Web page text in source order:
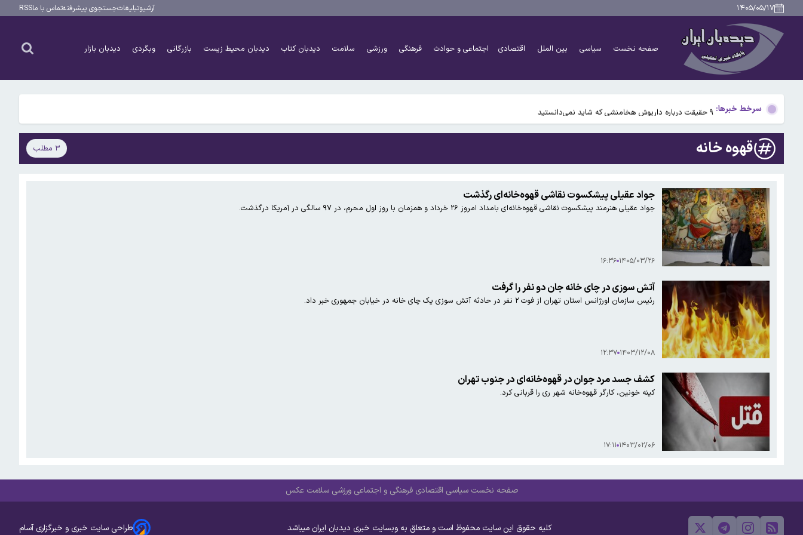
۱۴۰۵/۰۵/۱۷ آرشیوتبلیغاتجستجوی پیشرفتهتماس با ماRSS
صفحه نخست سیاسی بین الملل اقتصادی اجتماعی و حوادث فرهنگی ورزشی سلامت دیدبان کتاب دیدبان محیط زیست بازرگانی وبگردی دیدبان بازار
سرخط خبرها:
سوختی فراموش‌شده در مسیر تکامل مغز؛ آیا میوه و عسل به بزرگ‌تر شدن مغز انسان کمک کردند؟
آمریکا ۵ فرد و ۱۳ شرکت و صرافی را تحریم کرد+اسامی
آمریکا آبان تتر را تحریم کرد؛ یک صرافی ایرانی دیگر در فهرست تحریم‌های رمزارزی ایالات متحده قرار گرفت
۹ حقیقت درباره داریوش هخامنشی که شاید نمی‌دانستید
بیفوما در پرسپولیس ماندنی شد
آمریکا ۵ فرد و ۱۳ شرکت و صرافی را تحریم کرد+اسامی
آمریکا آبان تتر را تحریم کرد؛ یک صرافی ایرانی دیگر در فهرست تحریم‌های رمزارزی ایالات متحده قرار گرفت
قهوه خانه ۳ مطلب
جواد عقیلی پیشکسوت نقاشی قهوه‌خانه‌ای رگذشت
جواد عقیلی هنرمند پیشکسوت نقاشی قهوه‌خانه‌ای بامداد امروز ۲۶ خرداد و همزمان با روز اول محرم، در ۹۷ سالگی در آمریکا درگذشت.
۱۴۰۵/۰۳/۲۶ ۱۶:۳۶
آتش سوزی در چای خانه جان دو نفر را گرفت
رئیس سازمان اورژانس استان تهران از فوت ۲ نفر در حادثه آتش سوزی یک چای خانه در خیابان جمهوری خبر داد.
۱۴۰۳/۱۲/۰۸ ۱۲:۳۷
کشف جسد مرد جوان در قهوه‌خانه‌ای در جنوب تهران
کینه خونین، کارگر قهوه‌خانه شهر ری را قربانی کرد.
۱۴۰۳/۰۲/۰۶ ۱۷:۱۱
صفحه نخست سیاسی اقتصادی فرهنگی و اجتماعی ورزشی سلامت عکس
کلیه حقوق این سایت محفوظ است و متعلق به وبسایت خبری دیدبان ایران میباشد طراحی سایت خبری و خبرگزاری آسام